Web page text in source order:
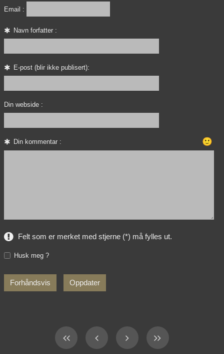
Email :
Navn forfatter :
E-post (blir ikke publisert):
Din webside :
Din kommentar : 🙂
Felt som er merket med stjerne (*) må fylles ut.
Husk meg ?